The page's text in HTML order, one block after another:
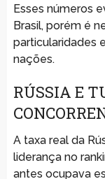
Esses números
Brasil, porém é
particularidades
nações.
RÚSSIA E
A taxa real da
liderança no
antes ocupava